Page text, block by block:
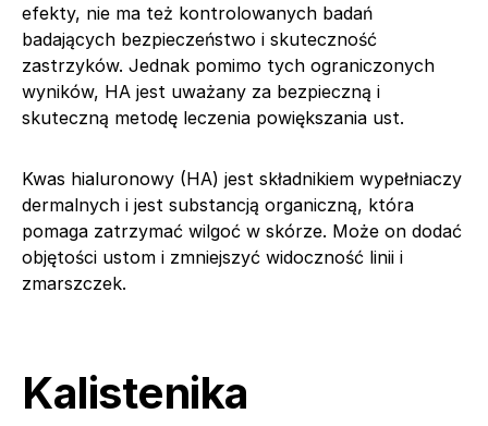
efekty, nie ma też kontrolowanych badań
badających bezpieczeństwo i skuteczność
zastrzyków. Jednak pomimo tych ograniczonych
wyników, HA jest uważany za bezpieczną i
skuteczną metodę leczenia powiększania ust.
Kwas hialuronowy (HA) jest składnikiem wypełniaczy
dermalnych i jest substancją organiczną, która
pomaga zatrzymać wilgoć w skórze. Może on dodać
objętości ustom i zmniejszyć widoczność linii i
zmarszczek.
Kalistenika